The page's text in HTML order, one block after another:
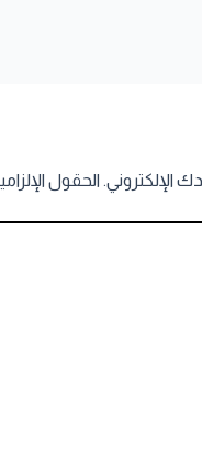
الإلكتروني. الحقول